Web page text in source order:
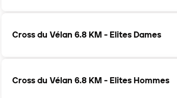
Cross du Vélan 6.8 KM - Elites Dames
Cross du Vélan 6.8 KM - Elites Hommes